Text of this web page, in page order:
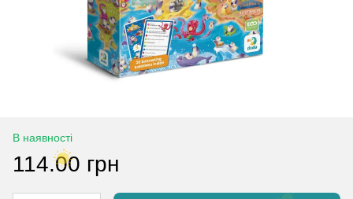
В наявності
114.00 грн